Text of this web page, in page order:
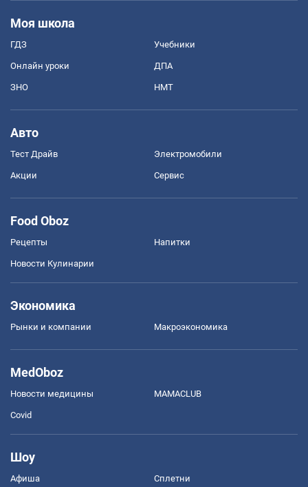
Моя школа
ГДЗ Учебники
Онлайн уроки ДПА
ЗНО НМТ
Авто
Тест Драйв Электромобили
Акции Сервис
Food Oboz
Рецепты Напитки
Новости Кулинарии
Экономика
Рынки и компании Mакроэкономика
MedOboz
Новости медицины MAMACLUB
Covid
Шоу
Афиша Сплетни